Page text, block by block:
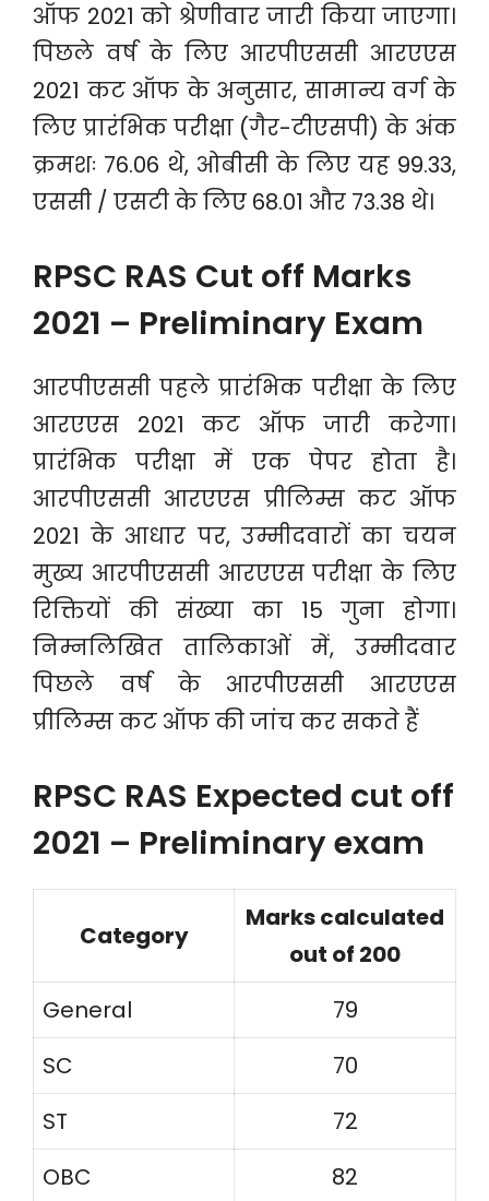
ऑफ 2021 को श्रेणीवार जारी किया जाएगा।
पिछले वर्ष के लिए आरपीएससी आरएएस
2021 कट ऑफ के अनुसार, सामान्य वर्ग के
लिए प्रारंभिक परीक्षा (गैर-टीएसपी) के अंक
क्रमशः 76.06 थे, ओबीसी के लिए यह 99.33,
एससी / एसटी के लिए 68.01 और 73.38 थे।
RPSC RAS Cut off Marks
2021 – Preliminary Exam
आरपीएससी पहले प्रारंभिक परीक्षा के लिए
आरएएस 2021 कट ऑफ जारी करेगा।
प्रारंभिक परीक्षा में एक पेपर होता है।
आरपीएससी आरएएस प्रीलिम्स कट ऑफ
2021 के आधार पर, उम्मीदवारों का चयन
मुख्य आरपीएससी आरएएस परीक्षा के लिए
रिक्तियों की संख्या का 15 गुना होगा।
निम्नलिखित तालिकाओं में, उम्मीदवार
पिछले वर्ष के आरपीएससी आरएएस
प्रीलिम्स कट ऑफ की जांच कर सकते हैं
RPSC RAS Expected cut off
2021 – Preliminary exam
Category
Marks calculated
out of 200
General
79
SC
70
ST
72
OBC
82